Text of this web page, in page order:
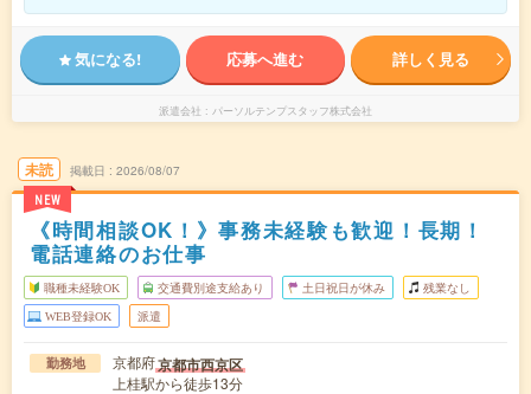
気になる! 応募へ進む 詳しく見る
派遣会社 パーソルテンプスタッフ株式会社
未読
NEW
掲載日 2026/08/07
《時間相談OK！》事務未経験も歓迎！長期！
電話連絡のお仕事
職種未経験OK 交通費別途支給あり 土日祝日が休み 残業なし
WEB登録OK 派遣
勤務地 京都府京都市西京区
上桂駅から徒歩13分